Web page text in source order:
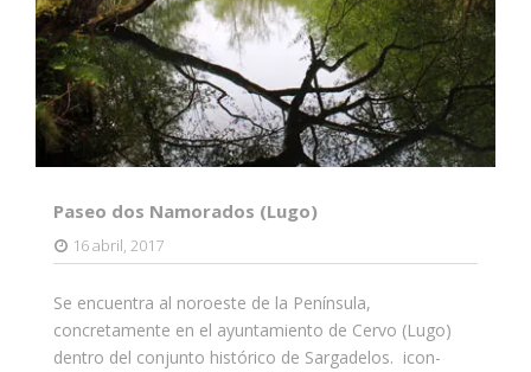
Paseo dos Namorados (Lugo)
16 abril, 2017
Se encuentra al noroeste de la Península,
concretamente en el ayuntamiento de Cervo (Lugo)
dentro del conjunto histórico de Sargadelos. icon-